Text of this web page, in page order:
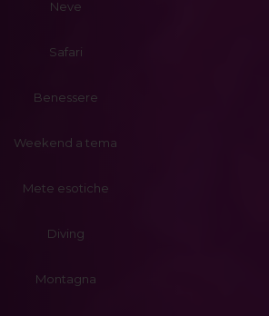
Neve
Safari
Benessere
Weekend a tema
Mete esotiche
Diving
Montagna